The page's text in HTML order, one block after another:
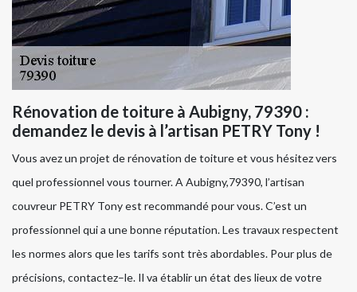
Rénovation de toiture à Aubigny, 79390 :
demandez le devis à l’artisan PETRY Tony !
Vous avez un projet de rénovation de toiture et vous hésitez vers
quel professionnel vous tourner. A Aubigny,79390, l’artisan
couvreur PETRY Tony est recommandé pour vous. C’est un
professionnel qui a une bonne réputation. Les travaux respectent
les normes alors que les tarifs sont très abordables. Pour plus de
précisions, contactez–le. Il va établir un état des lieux de votre